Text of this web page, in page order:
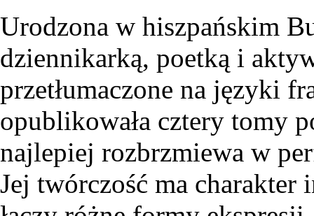
Urodzona w hiszpańskim
dziennikarką, poetką i
przetłumaczone na języki
opublikowała cztery tomy
najlepiej rozbrzmiewa w
Jej twórczość ma